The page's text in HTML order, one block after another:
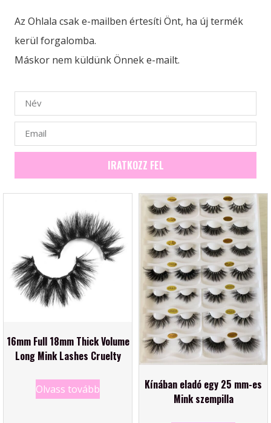
Az Ohlala csak e-mailben értesíti Önt, ha új termék
kerül forgalomba.
Máskor nem küldünk Önnek e-mailt.
IRATKOZZ FEL
16mm Full 18mm Thick Volume
Long Mink Lashes Cruelty
Olvass tovább
Kínában eladó egy 25 mm-es
Mink szempilla